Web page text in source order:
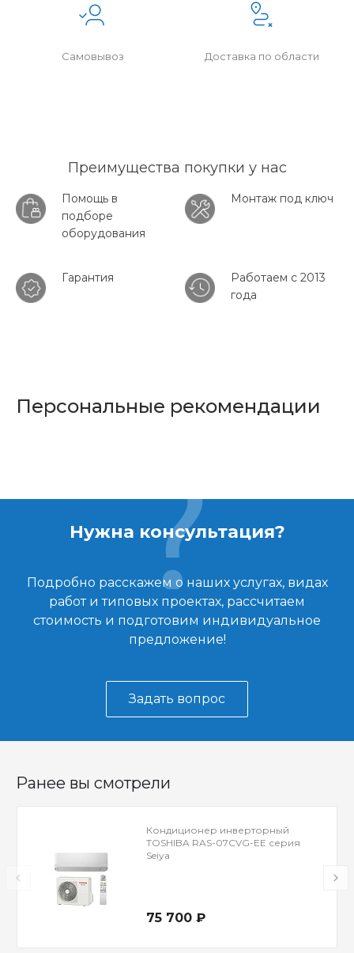
Самовывоз Доставка по области
Преимущества покупки у нас
Помощь в
подборе
оборудования
Монтаж под ключ
Гарантия
Работаем с 2013
года
Персональные рекомендации
Нужна консультация?
Подробно расскажем о наших услугах, видах
работ и типовых проектах, рассчитаем
стоимость и подготовим индивидуальное
предложение!
Задать вопрос
Ранее вы смотрели
Кондиционер инверторный
TOSHIBA RAS-07CVG-EE серия
Seiya
75 700 ₽